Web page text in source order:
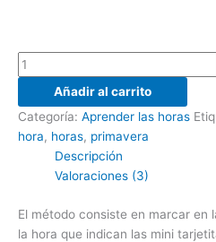
Añadir al carrito
Categoría: Aprender las horas
hora, horas, primavera
Descripción
Valoraciones (3)
El método consiste en marcar en
la hora que indican las mini